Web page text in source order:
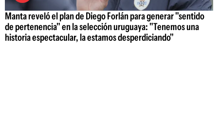
Manta reveló el plan de Diego Forlán para generar "sentido
de pertenencia" en la selección uruguaya: "Tenemos una
historia espectacular, la estamos desperdiciando"